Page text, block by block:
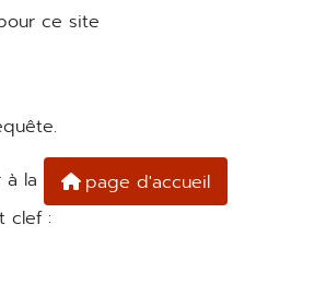
ce site
à la
page d'accueil
clef :